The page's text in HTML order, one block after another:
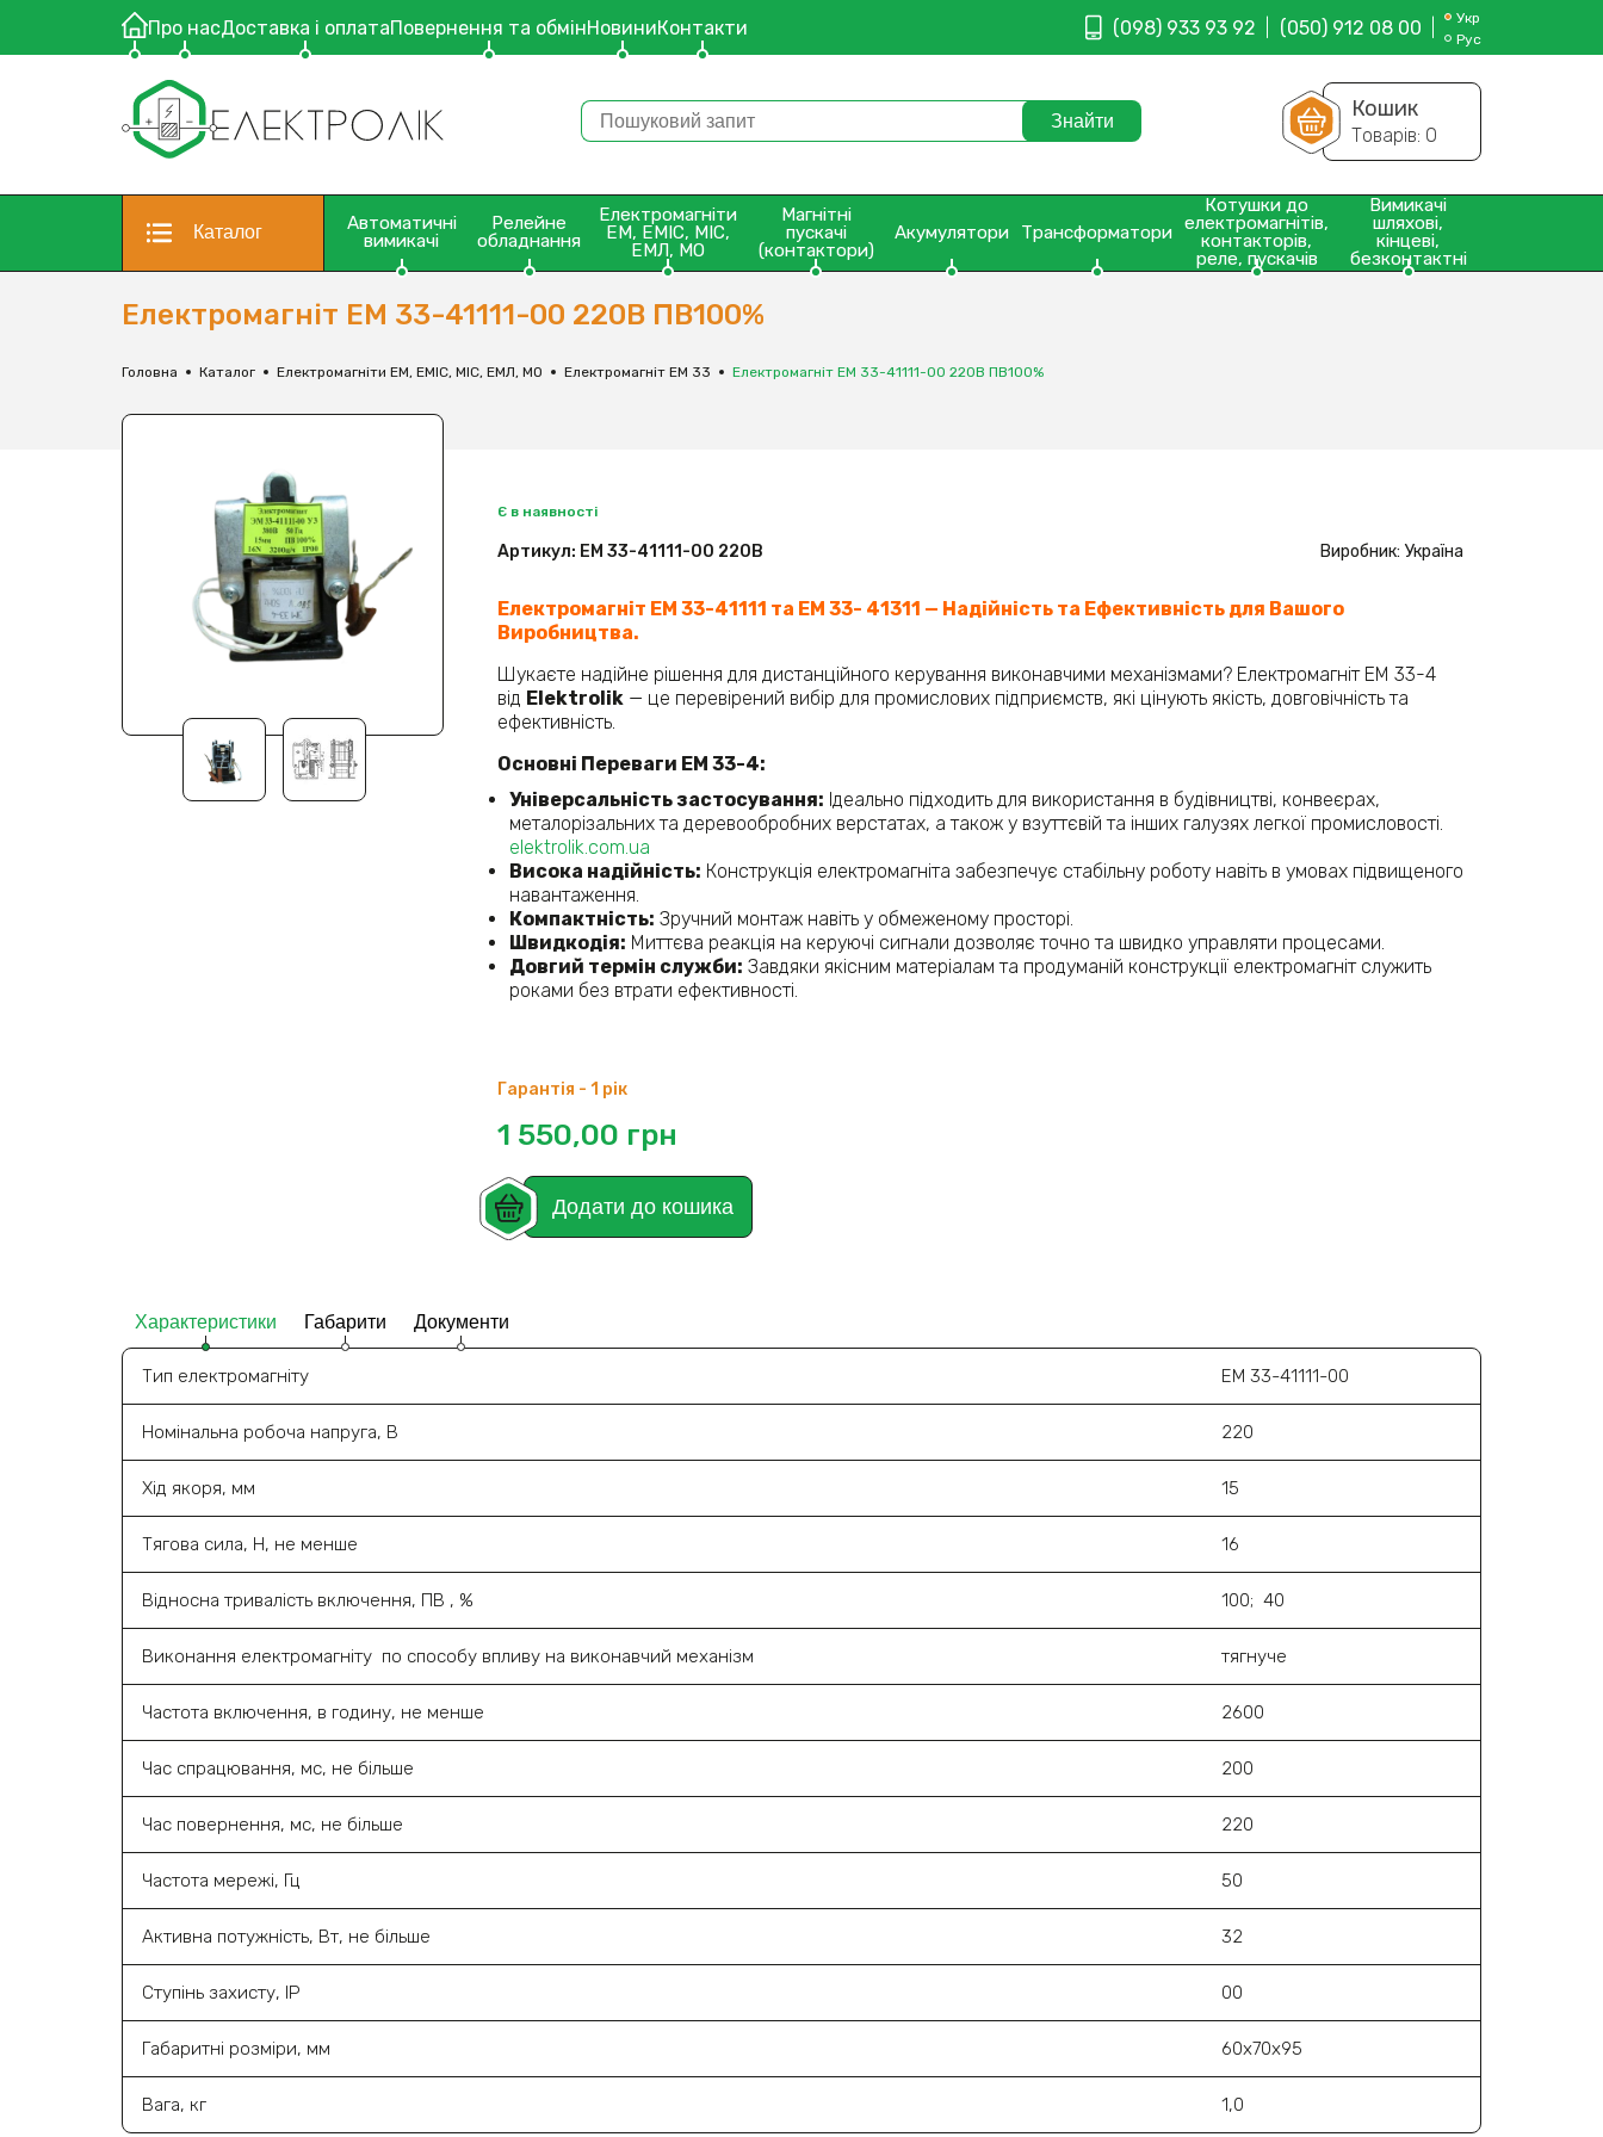
Про насДоставка і оплатаПовернення та обмінНовиниКонтакти (098) 933 93 92 (050) 912 08 00
Укр
Рус
Кошик
Товарів: 0
Каталог
Автоматичні
вимикачі
Релейне
обладнання
Електромагніти
ЕМ, ЕМІС, МІС,
ЕМЛ, МО
Магнітні
пускачі
(контактори)
Акумулятори Трансформатори
Котушки до
електромагнітів,
контакторів,
реле, пускачів
Вимикачі
шляхові,
кінцеві,
безконтактні
Електромагніт ЕМ 33-41111-00 220В ПВ100%
Головна Каталог Електромагніти ЕМ, ЕМІС, МІС, ЕМЛ, МО Електромагніт ЕМ 33 Електромагніт ЕМ 33-41111-00 220В ПВ100%
Є в наявності
Артикул: ЕМ 33-41111-00 220В Виробник: Україна
Електромагніт ЕМ 33-41111 та ЕМ 33- 41311 — Надійність та Ефективність для Вашого
Виробництва.
Шукаєте надійне рішення для дистанційного керування виконавчими механізмами? Електромагніт ЕМ 33-4
від Elektrolik — це перевірений вибір для промислових підприємств, які цінують якість, довговічність та
ефективність.​
Основні Переваги ЕМ 33-4:
Універсальність застосування: Ідеально підходить для використання в будівництві, конвеєрах,
металорізальних та деревообробних верстатах, а також у взуттєвій та інших галузях легкої промисловості. ​
elektrolik.com.ua
Висока надійність: Конструкція електромагніта забезпечує стабільну роботу навіть в умовах підвищеного
навантаження.​
Компактність: Зручний монтаж навіть у обмеженому просторі.​
Швидкодія: Миттєва реакція на керуючі сигнали дозволяє точно та швидко управляти процесами.​
Довгий термін служби: Завдяки якісним матеріалам та продуманій конструкції електромагніт служить
роками без втрати ефективності.​
Гарантія - 1 рік
1 550,00 грн
Додати до кошика
Характеристики Габарити Документи
Тип електромагніту ЕМ 33-41111-00
Номінальна робоча напруга, В 220
Хід якоря, мм 15
Тягова сила, Н, не менше 16
Відносна тривалість включення, ПВ , % 100; 40
Виконання електромагніту по способу впливу на виконавчий механізм тягнуче
Частота включення, в годину, не менше 2600
Час спрацювання, мс, не більше 200
Час повернення, мс, не більше 220
Частота мережі, Гц 50
Активна потужність, Вт, не більше 32
Ступінь захисту, ІР 00
Габаритні розміри, мм 60х70х95
Вага, кг 1,0